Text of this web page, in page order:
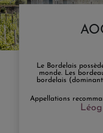
Le Bordelais
monde. Les
bordelais
Appellations